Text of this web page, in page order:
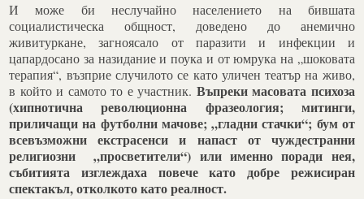
И може би неслучайно населението на бившата
социалистическа общност, доведено до анемично
живитуркане, загноясало от паразити и инфекции и
цапардосано за назидание и поука и от юмрука на „шоковата
терапия“, възприе случилото се като уличен театър на живо,
в който и самото то е участник. Въпреки масовата психоза
(хипнотична революционна фразеология; митинги,
приличащи на футболни мачове; „гладни стачки“; бум от
всевъзможни екстрасенси и напаст от чуждестранни
религиозни „просветители“) или именно поради нея,
събитията изглеждаха повече като добре режисиран
спектакъл, отколкото като реалност.